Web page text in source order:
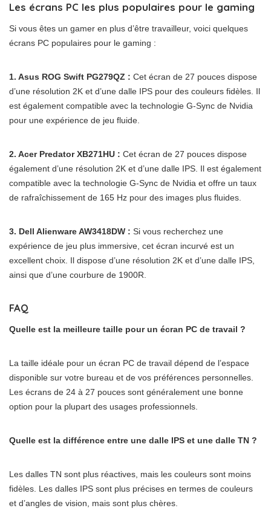
Les écrans PC les plus populaires pour le gaming
Si vous êtes un gamer en plus d’être travailleur, voici quelques
écrans PC populaires pour le gaming :
1. Asus ROG Swift PG279QZ : Cet écran de 27 pouces dispose
d’une résolution 2K et d’une dalle IPS pour des couleurs fidèles. Il
est également compatible avec la technologie G-Sync de Nvidia
pour une expérience de jeu fluide.
2. Acer Predator XB271HU : Cet écran de 27 pouces dispose
également d’une résolution 2K et d’une dalle IPS. Il est également
compatible avec la technologie G-Sync de Nvidia et offre un taux
de rafraîchissement de 165 Hz pour des images plus fluides.
3. Dell Alienware AW3418DW : Si vous recherchez une
expérience de jeu plus immersive, cet écran incurvé est un
excellent choix. Il dispose d’une résolution 2K et d’une dalle IPS,
ainsi que d’une courbure de 1900R.
FAQ
Quelle est la meilleure taille pour un écran PC de travail ?
La taille idéale pour un écran PC de travail dépend de l’espace
disponible sur votre bureau et de vos préférences personnelles.
Les écrans de 24 à 27 pouces sont généralement une bonne
option pour la plupart des usages professionnels.
Quelle est la différence entre une dalle IPS et une dalle TN ?
Les dalles TN sont plus réactives, mais les couleurs sont moins
fidèles. Les dalles IPS sont plus précises en termes de couleurs
et d’angles de vision, mais sont plus chères.